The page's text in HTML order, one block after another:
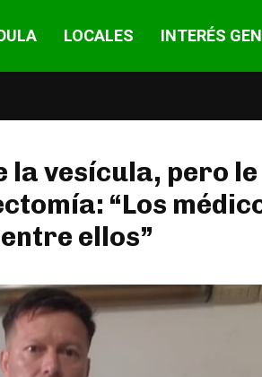
LOCALES INTERÉS
la vesícula, pero le
“Los
ellos”